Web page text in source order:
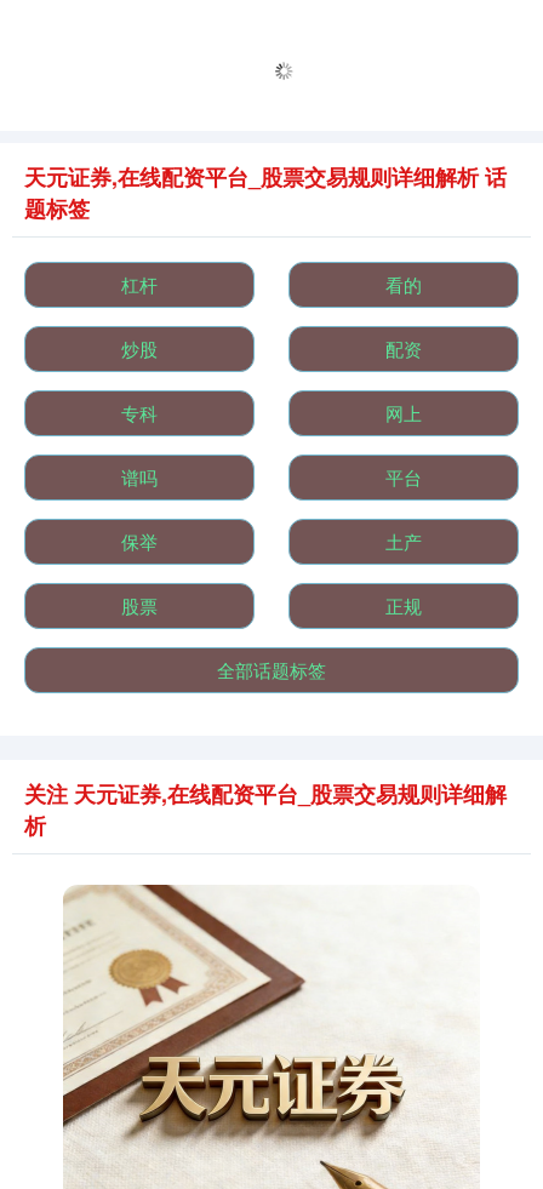
天元证券,在线配资平台_股票交易规则详细解析 话
题标签
杠杆 看的
炒股 配资
专科 网上
谱吗 平台
保举 土产
股票 正规
全部话题标签
关注 天元证券,在线配资平台_股票交易规则详细解
析